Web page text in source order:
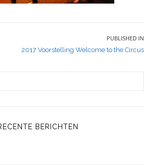
PUBLISHED IN
2017 Voorstelling Welcome to the Circus
BERICHTEN